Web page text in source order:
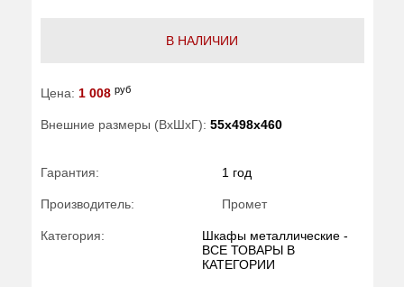
В НАЛИЧИИ
Цена: 1 008 руб
Внешние размеры (ВхШхГ): 55x498x460
Гарантия: 1 год
Производитель: Промет
Категория:
Шкафы металлические -
ВСЕ ТОВАРЫ В
КАТЕГОРИИ